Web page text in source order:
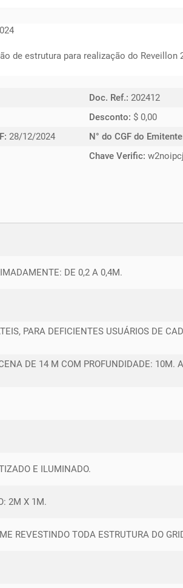
de estrutura para realização do
Doc. Ref.: 202412
Desconto: $ 0,00
28/12/2024 N° do CGF do
Chave Verific:
DE 0,2 A 0,4M.
PARA DEFICIENTES USUÁRIOS DE
DE 14 M COM PROFUNDIDADE: 10M.
E ILUMINADO.
2M X 1M.
REVESTINDO TODA ESTRUTURA DO